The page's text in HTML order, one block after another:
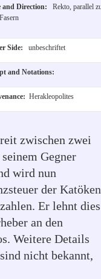
and Direction:
Rekto, parallel
Side: unbeschriftet
and Notations:
Herakleopolites
zwischen zwei
Gegner
wird nun
der Katöken
Er lehnt dies
an den
Weitere Details
nicht bekannt,